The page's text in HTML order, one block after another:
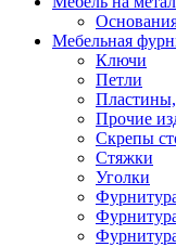
Мебельная
Ключи
Петли
Прочие
Скрепы
Стяжки
Уголки